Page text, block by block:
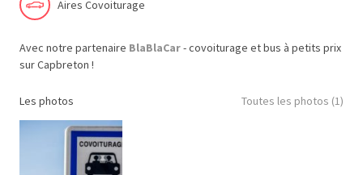
Aires Covoiturage
Avec notre partenaire BlaBlaCar- covoiturage et bus à petits prix
sur Capbreton !
Les photos Toutes les photos (1)